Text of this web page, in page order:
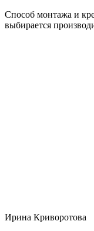
Способ монтажа и
выбирается
Ирина Криворотова